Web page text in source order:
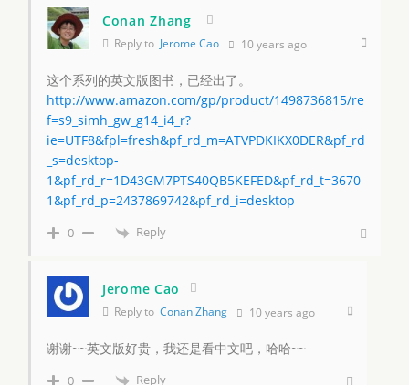
Conan Zhang
Reply to Jerome Cao 10 years ago
这个系列的英文版图书，已经出了。
http://www.amazon.com/gp/product/1498736815/re
f=s9_simh_gw_g14_i4_r?
ie=UTF8&fpl=fresh&pf_rd_m=ATVPDKIKX0DER&pf_rd
_s=desktop-
1&pf_rd_r=1D43GM7PTS40QB5KEFED&pf_rd_t=3670
1&pf_rd_p=2437869742&pf_rd_i=desktop
0 Reply
Jerome Cao
Reply to Conan Zhang 10 years ago
谢谢~~英文版好贵，我还是看中文吧，哈哈~~
0 Reply